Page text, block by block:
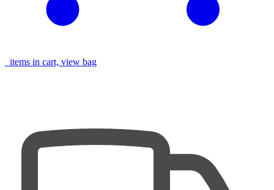
items in cart, view bag